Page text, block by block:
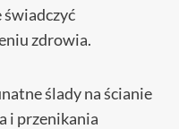
świadczyć
zdrowia.
ślady na ścianie
i przenikania